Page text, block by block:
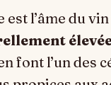
est l’âme du
font l’un des